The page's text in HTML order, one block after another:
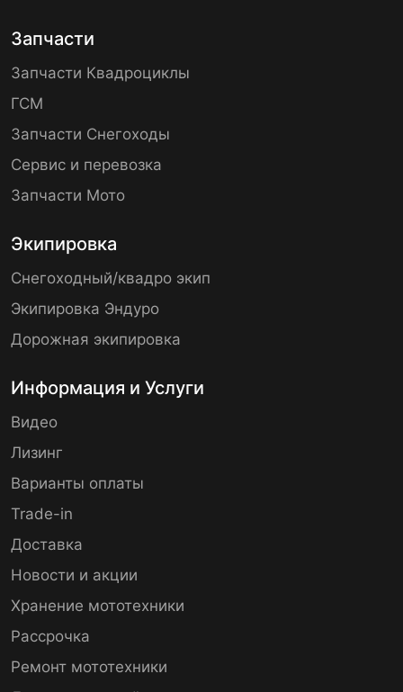
Запчасти
Запчасти Квадроциклы
ГСМ
Запчасти Снегоходы
Сервис и перевозка
Запчасти Мото
Экипировка
Снегоходный/квадро экип
Экипировка Эндуро
Дорожная экипировка
Информация и Услуги
Видео
Лизинг
Варианты оплаты
Trade-in
Доставка
Новости и акции
Хранение мототехники
Рассрочка
Ремонт мототехники